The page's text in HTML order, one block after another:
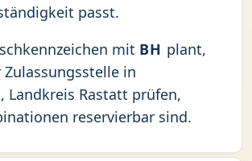
passt.
mit BH plant,
in
Landkreis Rastatt prüfen,
reservierbar sind.